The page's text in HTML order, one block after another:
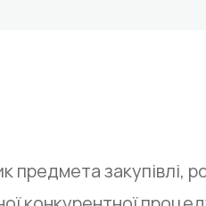
закупівлі,